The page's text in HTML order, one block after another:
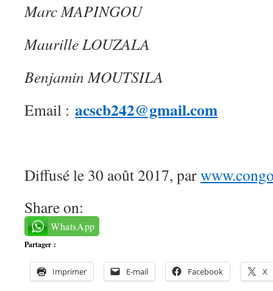
Marc MAPINGOU
Maurille LOUZALA
Benjamin MOUTSILA
Email : acscb242@gmail.com
Diffusé le 30 août 2017, par
Share on:
WhatsApp
Partager :
Imprimer E-mail Facebook X